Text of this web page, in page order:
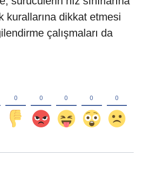
kurallarına dikkat etmesi
çalışmaları da